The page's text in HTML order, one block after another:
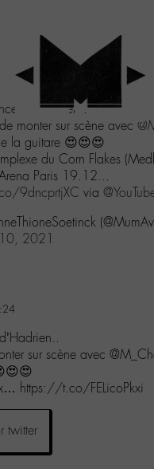
d'Hadrien..
monter sur scène avec
la guitare 😍😍😍
du Corn Flakes
Paris 19.12...
9dncprtjXC via
2021
sur scène avec
https://t.co/FELicoPkxi
twitter